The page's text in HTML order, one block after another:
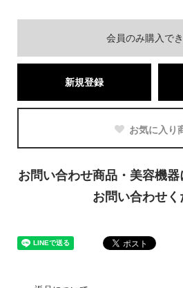
会員のみ購入で
新規登録
お気に入り
お問い合わせ商品・美容機
お問い合わせく